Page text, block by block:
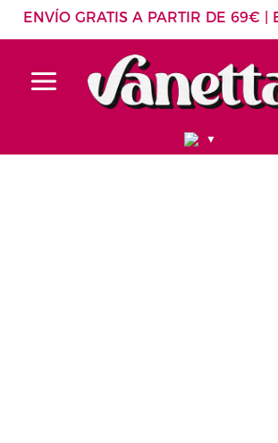
al
contenido
ENVÍO GRATIS A PARTIR DE 69€ |
▼